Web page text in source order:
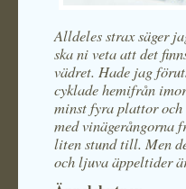
Alldeles strax säger
ska ni veta att det
vädret. Hade jag
cyklade hemifrån
minst fyra plattor
med vinägerångorna
liten stund till. Men
och ljuva äppeltider